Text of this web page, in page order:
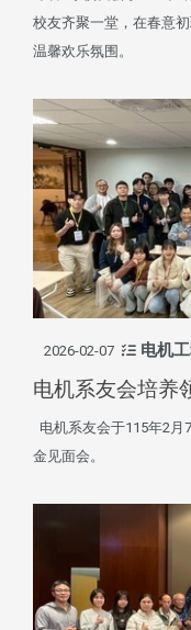
校友齐聚一堂，在春意
温馨欢乐氛围。
2026-02-07 电机
电机系友会培养
电机系友会于115年2
金见面会。